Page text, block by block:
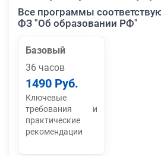
Все программы
ФЗ "Об образовании РФ"
Базовый
36 часов
1490 Руб.
Ключевые
требования и
практические
рекомендации